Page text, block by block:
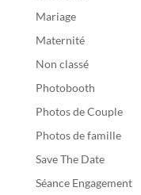
Mariage
Maternité
Non classé
Photobooth
Photos de Couple
Photos de famille
Save The Date
Séance Engagement